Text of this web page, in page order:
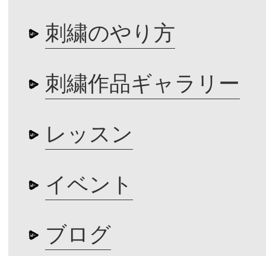
刺繍のやり方
刺繍作品ギャラリー
レッスン
イベント
ブログ